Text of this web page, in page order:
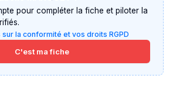
pour compléter la fiche et piloter la
la conformité et vos droits RGPD
C'est ma fiche